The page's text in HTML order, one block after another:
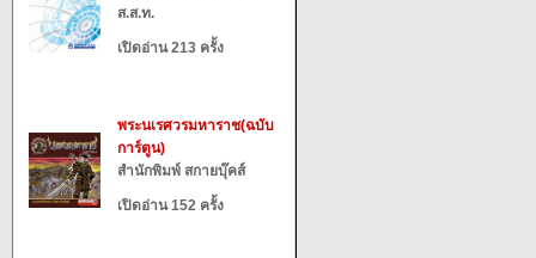
ส.ส.ท.
เปิดอ่าน 213 ครั้ง
พระนเรศวรมหาราช(ฉบับ
การ์ตูน)
สำนักพิมพ์ สกายบุ๊คส์
เปิดอ่าน 152 ครั้ง